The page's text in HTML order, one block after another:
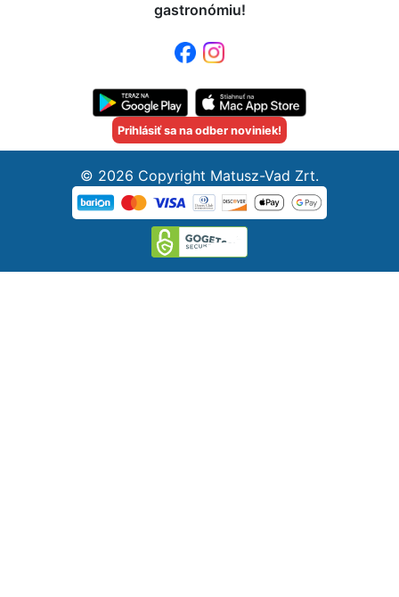
gastronómiu!
Prihlásiť sa na odber noviniek!
© 2026 Copyright Matusz-Vad Zrt.